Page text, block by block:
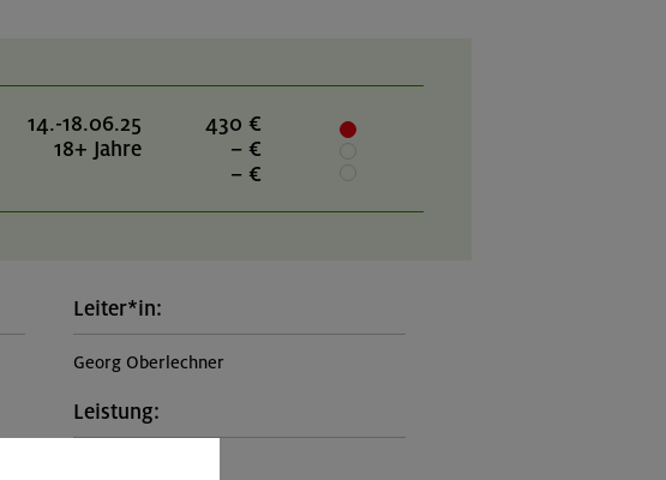
14.-18.06.25
18+ Jahre
430 €
– €
– €
Leiter*in:
Georg Oberlechner
Leistung: